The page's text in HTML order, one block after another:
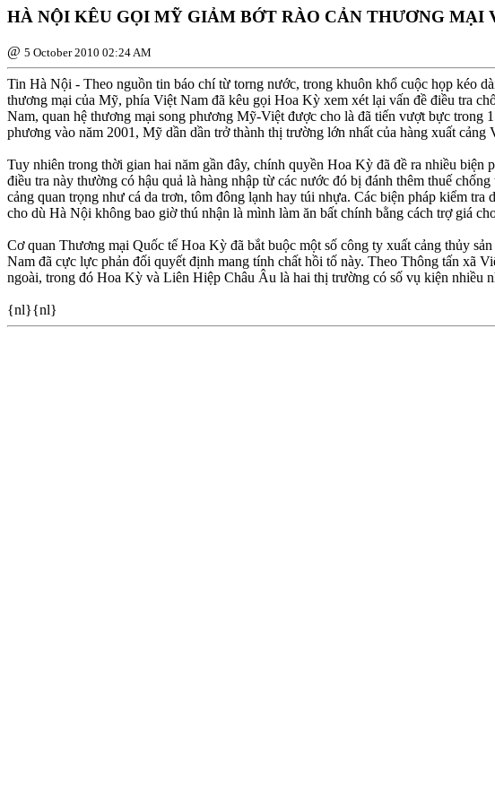
HÀ NỘI KÊU GỌI MỸ GIẢM BỚT RÀO CẢN THƯƠNG MẠI
@ 5 October 2010 02:24 AM
Tin Hà Nội - Theo nguồn tin báo chí từ torng nước, trong khuôn khổ cuộc họp kéo
thương mại của Mỹ, phía Việt Nam đã kêu gọi Hoa Kỳ xem xét lại vấn đề điều tra
Nam, quan hệ thương mại song phương Mỹ-Việt được cho là đã tiến vượt bực trong
phương vào năm 2001, Mỹ dần dần trở thành thị trường lớn nhất của hàng xuất
Tuy nhiên trong thời gian hai năm gần đây, chính quyền Hoa Kỳ đã đề ra nhiều
điều tra này thường có hậu quả là hàng nhập từ các nước đó bị đánh thêm thuế
cảng quan trọng như cá da trơn, tôm đông lạnh hay túi nhựa. Các biện pháp kiểm
cho dù Hà Nội không bao giờ thú nhận là mình làm ăn bất chính bằng cách trợ giá
Cơ quan Thương mại Quốc tế Hoa Kỳ đã bắt buộc một số công ty xuất cảng thủy
Nam đã cực lực phản đối quyết định mang tính chất hồi tố này. Theo Thông tấn xã
ngoài, trong đó Hoa Kỳ và Liên Hiệp Châu Âu là hai thị trường có số vụ kiện nhiều
{nl}{nl}